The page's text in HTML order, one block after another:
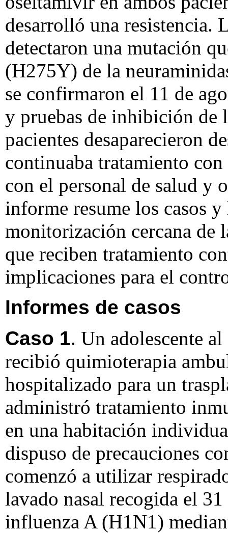
desarrolló una resistencia.
detectaron una mutación
(H275Y) de la
se confirmaron el 11 de
y pruebas de inhibición de
pacientes desaparecieron
continuaba tratamiento
con el personal de salud y
informe resume los casos
monitorización cercana de
que reciben tratamiento
implicaciones para el
Informes de casos
Caso 1. Un adolescente
recibió quimioterapia
hospitalizado para un
administró tratamiento
en una habitación
dispuso de precauciones
comenzó a utilizar
lavado nasal recogida el
influenza A (H1N1)